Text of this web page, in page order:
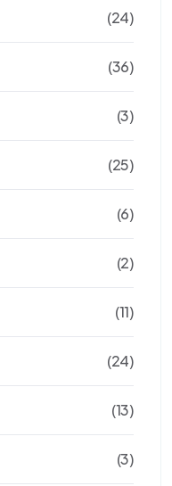
(24)
(36)
(3)
(25)
(6)
(2)
(11)
(24)
(13)
(3)